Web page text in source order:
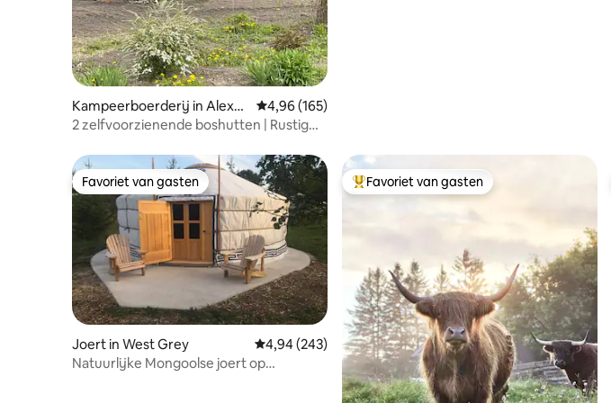
Kampeerboerderij in Alexan
dria
Gemiddelde beoordeling van 4,96 uit 5, 165 recensies
4,96 (165)
2 zelfvoorzienende boshutten | Rustig
Favoriet van gasten
Favoriet van gasten
Joert in West Grey Gemiddelde beoordeling van 4,94 uit 5, 243 recensies
4,94 (243)
Natuurlijke Mongoolse joert op
Topfavoriet van gasten
Favoriet van gasten